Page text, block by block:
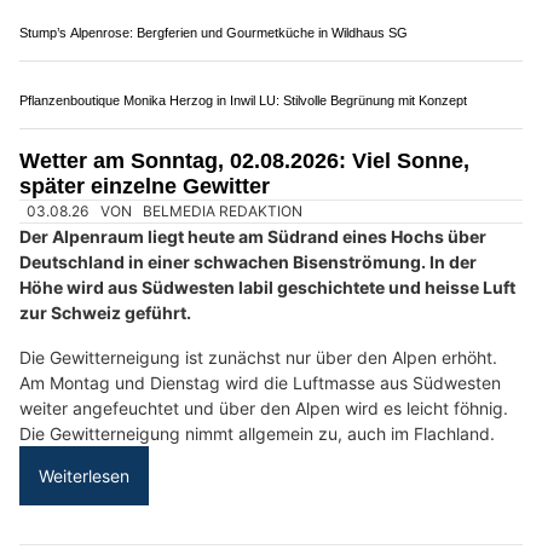
Die Detektivin – Diskrete Aufklärung in Zürich und Zug